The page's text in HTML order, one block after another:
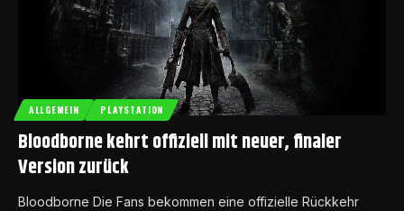
ALLGEMEIN PLAYSTATION
Bloodborne kehrt offiziell mit neuer, finaler
Version zurück
Bloodborne Die Fans bekommen eine offizielle Rückkehr